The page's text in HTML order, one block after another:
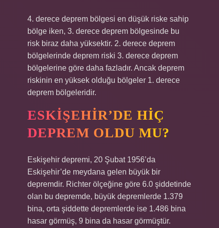
4. derece deprem bölgesi en düşük riske sahip
bölge iken, 3. derece deprem bölgesinde bu
risk biraz daha yüksektir. 2. derece deprem
bölgelerinde deprem riski 3. derece deprem
bölgelerine göre daha fazladır. Ancak deprem
riskinin en yüksek olduğu bölgeler 1. derece
deprem bölgeleridir.
ESKIŞEHIR’DE HIÇ
DEPREM OLDU MU?
Eskişehir depremi, 20 Şubat 1956’da
Eskişehir’de meydana gelen büyük bir
depremdir. Richter ölçeğine göre 6.0 şiddetinde
olan bu depremde, büyük depremlerde 1.379
bina, orta şiddette depremlerde ise 1.486 bina
hasar görmüş, 9 bina da hasar görmüştür.